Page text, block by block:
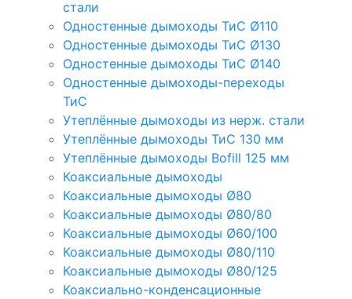
стали
Одностенные дымоходы ТиС Ø110
Одностенные дымоходы ТиС Ø130
Одностенные дымоходы ТиС Ø140
Одностенные дымоходы-переходы
ТиС
Утеплённые дымоходы из нерж. стали
Утеплённые дымоходы ТиС 130 мм
Утеплённые дымоходы Bofill 125 мм
Коаксиальные дымоходы
Коаксиальные дымоходы Ø80
Коаксиальные дымоходы Ø80/80
Коаксиальные дымоходы Ø60/100
Коаксиальные дымоходы Ø80/110
Коаксиальные дымоходы Ø80/125
Коаксиально-конденсационные